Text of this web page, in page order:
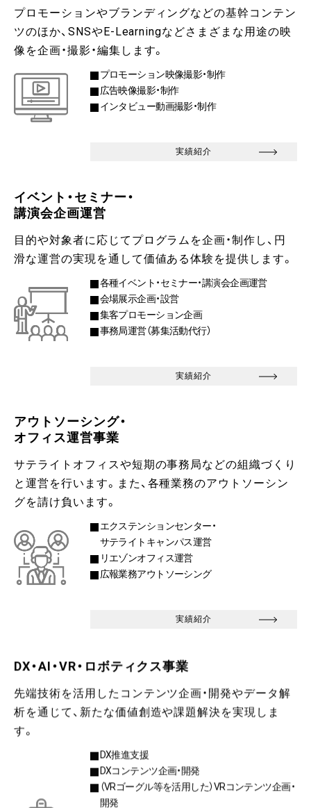
プロモーションやブランディングなどの基幹コンテン
ツのほか、SNSやE-Learningなどさまざまな用途の映
像を企画・撮影・編集します。
プロモーション映像撮影・制作
広告映像撮影・制作
インタビュー動画撮影・制作
実績紹介
イベント・セミナー・
講演会企画運営
目的や対象者に応じてプログラムを企画・制作し、円
滑な運営の実現を通して価値ある体験を提供します。
各種イベント・セミナー・講演会企画運営
会場展示企画・設営
集客プロモーション企画
事務局運営（募集活動代行）
実績紹介
アウトソーシング・
オフィス運営事業
サテライトオフィスや短期の事務局などの組織づくり
と運営を行います。また、各種業務のアウトソーシン
グを請け負います。
エクステンションセンター・
サテライトキャンパス運営
リエゾンオフィス運営
広報業務アウトソーシング
実績紹介
DX・AI・VR・ロボティクス事業
先端技術を活用したコンテンツ企画・開発やデータ解
析を通じて、新たな価値創造や課題解決を実現しま
す。
DX推進支援
DXコンテンツ企画・開発
（VRゴーグル等を活用した）VRコンテンツ企画・
開発